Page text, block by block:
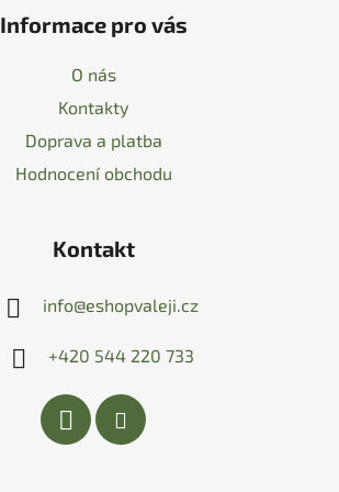
Informace pro vás
O nás
Kontakty
Doprava a platba
Hodnocení obchodu
Kontakt
info@eshopvaleji.cz
+420 544 220 733